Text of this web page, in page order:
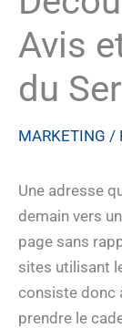
Avis
du
MARKETING /
Une adresse
demain vers
page sans
sites utilisant
consiste donc
prendre le